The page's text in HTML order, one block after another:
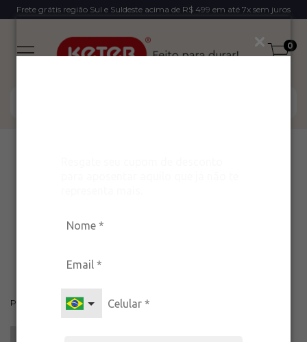
Frete grátis região Sul e Suldeste acima de R$ 499 em até 7x sem juros
0
como transformar a
autocuidado com a Keter
Publicado em 12/12/2025 por Marketing Keter Brasil Mark